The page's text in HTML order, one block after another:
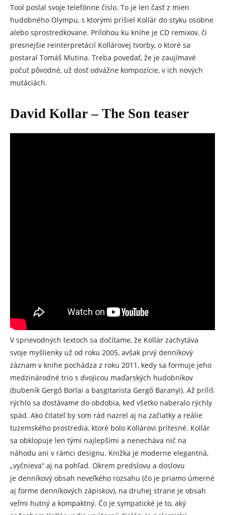
Tool poslal svoje telefónne číslo. To je len časť z mien
hudobného Olympu, s ktorými prišiel Kollár do styku osobne
alebo sprostredkovane. Prílohou ku knihe je CD remixov, či
presnejšie reinterpretácií Kollárovej tvorby, o ktoré sa
postaral Tomáš Mutina. Treba povedať, že je zaujímavé
počuť pôvodné, už dosť odvážne kompozície, v ich nových
mutáciách.
David Kollar – The Son teaser
V sprievodných textoch sa dočítame, že Kollár zachytáva
svoje myšlienky už od roku 2005, avšak prvý denníkový
záznam v knihe pochádza z roku 2011, kedy sa formuje jeho
medzinárodné trio s dvojicou maďarských hudobníkov
(bubeník Gergő Borlai a basgitarista Gergő Baranyi). Až príliš
rýchlo sa dostávame do obdobia, keď všetko naberalo rýchly
spád. Ako čitateľ by som rád nazrel aj na začiatky a reálie
tuzemského prostredia, ktoré bolo Kollárovi pritesné. Kollár
sa obklopuje len tými najlepšími a nenecháva nič na
náhodu ani v rámci designu. Knižka je moderne elegantná,
„vyčnieva“ aj na pohľad. Okrem predslovu a doslovu
je denníkový obsah neveľkého rozsahu (čo je priamo úmerné
aj forme denníkových zápiskov), na druhej strane je obsah
veľmi hutný a kompaktný. Čo je sympatické je to, aký